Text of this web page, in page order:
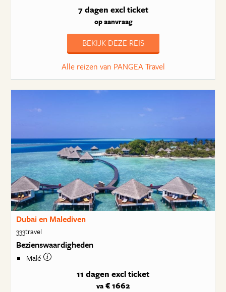
7 dagen excl ticket
op aanvraag
BEKIJK DEZE REIS
Alle reizen van PANGEA Travel
Dubai en Malediven
333travel
Bezienswaardigheden
Malé
11 dagen excl ticket
va€ 1662